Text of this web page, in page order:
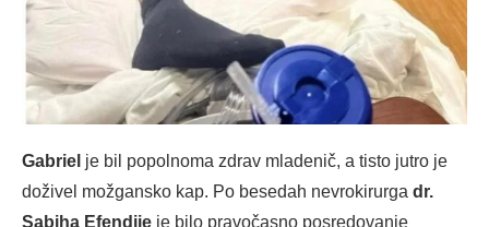
Gabriel je bil popolnoma zdrav mladenič, a tisto jutro je
doživel možgansko kap. Po besedah nevrokirurga dr.
Sabiha Efendije je bilo pravočasno posredovanje